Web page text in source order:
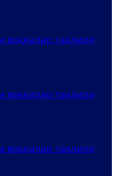
воқеалар таҳлили
воқеалар таҳлили
воқеалар таҳлили